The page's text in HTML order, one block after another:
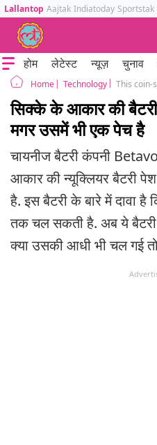
Lallantop Aajtak Indiatoday Sportstak
होम लेटेस्ट न्यूज़ चुनाव
Home Technology
सिक्के के आकार की
मगर उसमें भी एक पेच है
चायनीज बैटरी कंपनी
आकार की न्यूक्लियर बैटरी
है. इस बैटरी के बारे में दावा है
तक चल सकती है. अब ये
क्या उसकी आधी भी चल गई तो